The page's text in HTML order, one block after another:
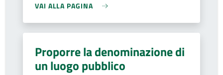
VAI ALLA PAGINA
Proporre la denominazione di
un luogo pubblico